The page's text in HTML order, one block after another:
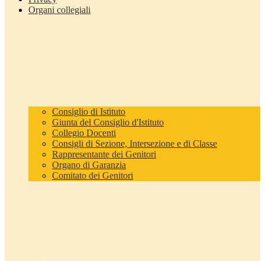
Organi collegiali
Consiglio di Istituto
Giunta del Consiglio d'Istituto
Collegio Docenti
Consigli di Sezione, Intersezione e di Classe
Rappresentante dei Genitori
Organo di Garanzia
Comitato dei Genitori